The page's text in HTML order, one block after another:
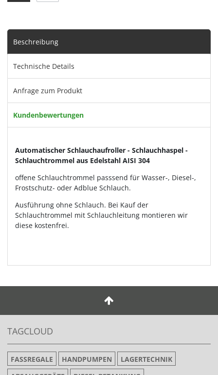
Beschreibung
Technische Details
Anfrage zum Produkt
Kundenbewertungen
Automatischer Schlauchaufroller - Schlauchhaspel -
Schlauchtrommel aus Edelstahl AISI 304
offene Schlauchtrommel passsend für Wasser-, Diesel-,
Frostschutz- oder Adblue Schlauch.
Ausführung ohne Schlauch. Bei Kauf der
Schlauchtrommel mit Schlauchleitung montieren wir
diese kostenfrei.
TAGCLOUD
FASSREGALE HANDPUMPEN
LAGERTECHNIK